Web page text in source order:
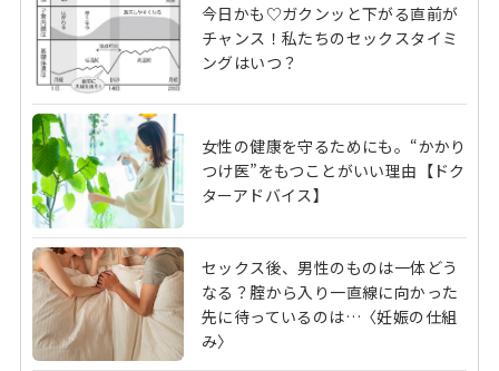
今日かも♡ガクンッと下がる直前が
チャンス！私たちのセックスタイミ
ングはいつ？
女性の健康を守るためにも。“かかり
つけ医”をもつことがいい理由【ドク
ターアドバイス】
セックス後、男性のものは一体どう
なる？腟から入り一直線に向かった
先に待っているのは…〈妊娠の仕組
み〉